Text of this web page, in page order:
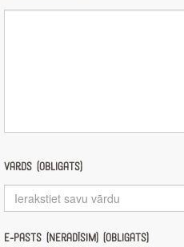
Vārds (obligāts)
E-pasts (nerādīsim) (obligāts)